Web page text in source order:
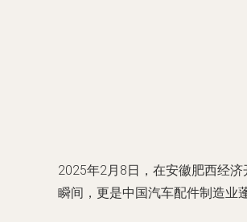
2025年2月8日，在安徽肥西经
瞬间，更是中国汽车配件制造业